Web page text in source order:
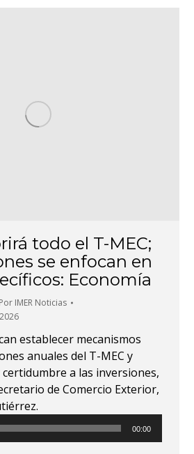
todo el T-MEC;
se enfocan en
Economía
Por IMER Noticias
establecer mecanismos
anuales del T-MEC y
a las inversiones,
de Comercio Exterior,
00:00